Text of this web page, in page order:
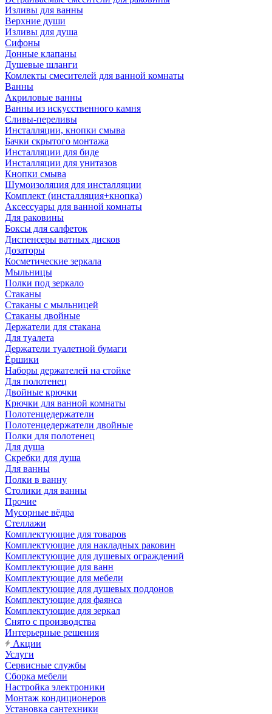
Изливы для ванны
Верхние души
Изливы для душа
Сифоны
Донные клапаны
Душевые шланги
Комлекты смесителей для ванной комнаты
Ванны
Акриловые ванны
Ванны из искусственного камня
Сливы-переливы
Инсталляции, кнопки смыва
Бачки скрытого монтажа
Инсталляции для биде
Инсталляции для унитазов
Кнопки смыва
Шумоизоляция для инсталляции
Комплект (инсталляция+кнопка)
Аксессуары для ванной комнаты
Для раковины
Боксы для салфеток
Диспенсеры ватных дисков
Дозаторы
Косметические зеркала
Мыльницы
Полки под зеркало
Стаканы
Стаканы с мыльницей
Стаканы двойные
Держатели для стакана
Для туалета
Держатели туалетной бумаги
Ёршики
Наборы держателей на стойке
Для полотенец
Двойные крючки
Крючки для ванной комнаты
Полотенцедержатели
Полотенцедержатели двойные
Полки для полотенец
Для душа
Скребки для душа
Для ванны
Полки в ванну
Столики для ванны
Прочие
Мусорные вёдра
Стеллажи
Комплектующие для товаров
Комплектующие для накладных раковин
Комплектующие для душевых ограждений
Комплектующие для ванн
Комплектующие для мебели
Комплектующие для душевых поддонов
Комплектующие для фаянса
Комплектующие для зеркал
Снято с производства
Интерьерные решения
Акции
Услуги
Сервисные службы
Сборка мебели
Настройка электроники
Монтаж кондиционеров
Установка сантехники